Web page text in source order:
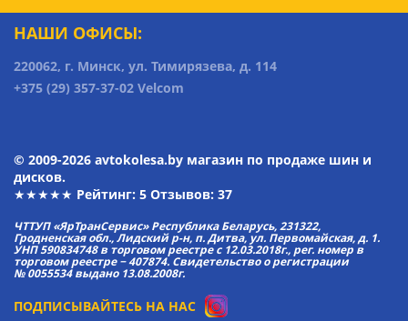
НАШИ ОФИСЫ:
220062, г. Минск, ул. Тимирязева, д. 114
+375 (29) 357-37-02 Velcom
© 2009-2026 avtokolesa.by магазин по продаже шин и
дисков.
★★★★★ Рейтинг: 5 Отзывов: 37
ЧТТУП «ЯрТранСервис» Республика Беларусь, 231322,
Гродненская обл., Лидский р-н, п. Дитва, ул. Первомайская, д. 1.
УНП 590834748 в торговом реестре с 12.03.2018г., рег. номер в
торговом реестре − 407874. Свидетельство о регистрации
№ 0055534 выдано 13.08.2008г.
ПОДПИСЫВАЙТЕСЬ НА НАС